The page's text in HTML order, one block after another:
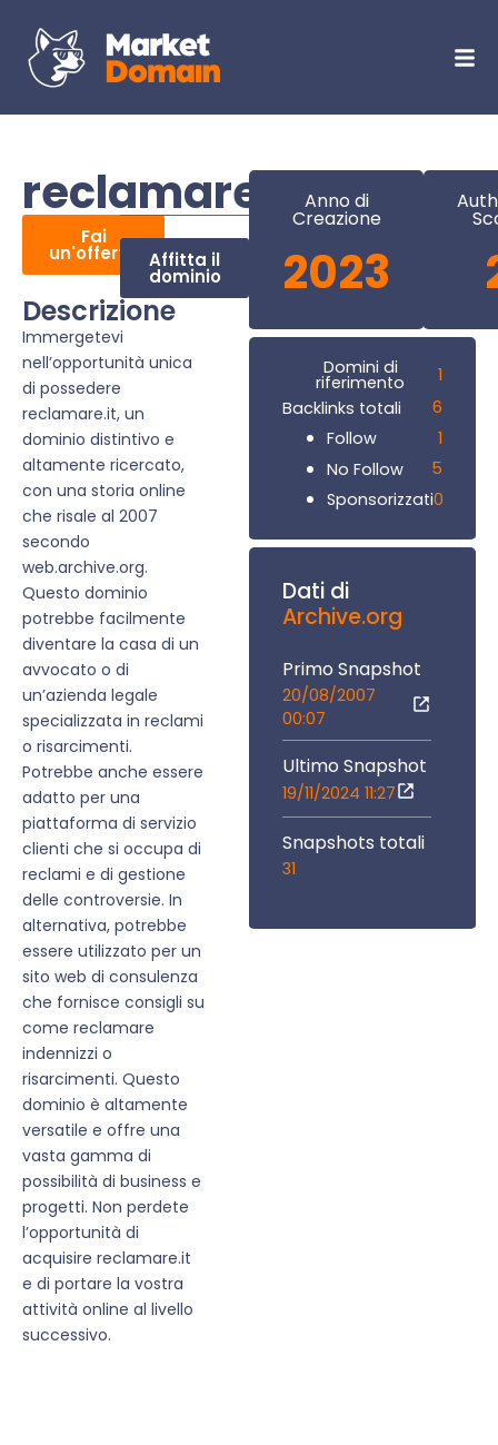
reclamare.it
Fai
un'offerta Affitta il
dominio
Descrizione
Immergetevi
nell’opportunità unica
di possedere
reclamare.it, un
dominio distintivo e
altamente ricercato,
con una storia online
che risale al 2007
secondo
web.archive.org.
Questo dominio
potrebbe facilmente
diventare la casa di un
avvocato o di
un’azienda legale
specializzata in reclami
o risarcimenti.
Potrebbe anche essere
adatto per una
piattaforma di servizio
clienti che si occupa di
reclami e di gestione
delle controversie. In
alternativa, potrebbe
essere utilizzato per un
sito web di consulenza
che fornisce consigli su
come reclamare
indennizzi o
risarcimenti. Questo
dominio è altamente
versatile e offre una
vasta gamma di
possibilità di business e
progetti. Non perdete
l’opportunità di
acquisire reclamare.it
e di portare la vostra
attività online al livello
successivo.
Anno di
Creazione
2023
Domini di
riferimento
1
Backlinks totali
6
Follow
1
No Follow
5
Sponsorizzati0
Dati di
Archive.org
Primo Snapshot
20/08/2007
00:07
Ultimo Snapshot
19/11/2024 11:27
Snapshots totali
31